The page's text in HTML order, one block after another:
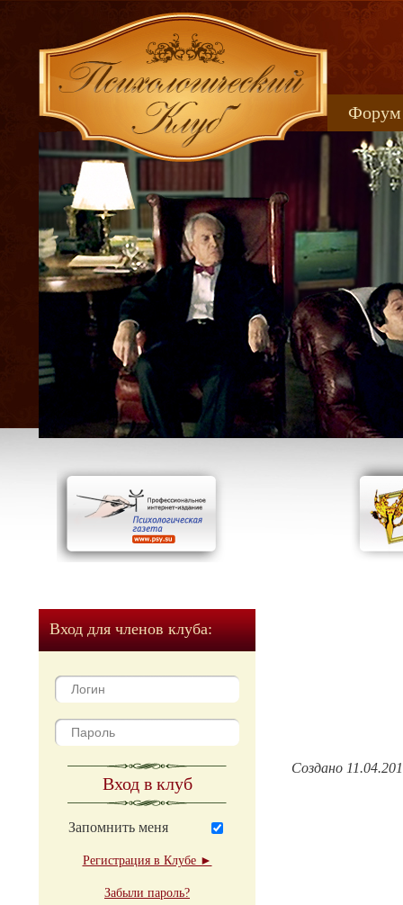
Форум
Вход для членов клуба:
Вход в клуб
Запомнить меня
Регистрация в Клубе ►
Забыли пароль?
Создано